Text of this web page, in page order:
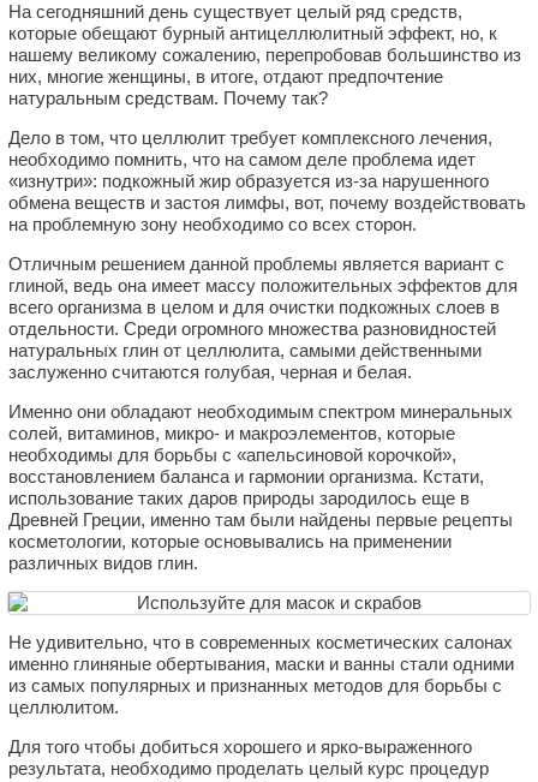
На сегодняшний день существует целый ряд средств,
которые обещают бурный антицеллюлитный эффект, но, к
нашему великому сожалению, перепробовав большинство из
них, многие женщины, в итоге, отдают предпочтение
натуральным средствам. Почему так?
Дело в том, что целлюлит требует комплексного лечения,
необходимо помнить, что на самом деле проблема идет
«изнутри»: подкожный жир образуется из-за нарушенного
обмена веществ и застоя лимфы, вот, почему воздействовать
на проблемную зону необходимо со всех сторон.
Отличным решением данной проблемы является вариант с
глиной, ведь она имеет массу положительных эффектов для
всего организма в целом и для очистки подкожных слоев в
отдельности. Среди огромного множества разновидностей
натуральных глин от целлюлита, самыми действенными
заслуженно считаются голубая, черная и белая.
Именно они обладают необходимым спектром минеральных
солей, витаминов, микро- и макроэлементов, которые
необходимы для борьбы с «апельсиновой корочкой»,
восстановлением баланса и гармонии организма. Кстати,
использование таких даров природы зародилось еще в
Древней Греции, именно там были найдены первые рецепты
косметологии, которые основывались на применении
различных видов глин.
Не удивительно, что в современных косметических салонах
именно глиняные обертывания, маски и ванны стали одними
из самых популярных и признанных методов для борьбы с
целлюлитом.
Для того чтобы добиться хорошего и ярко-выраженного
результата, необходимо проделать целый курс процедур